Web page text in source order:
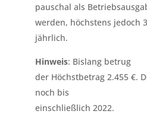
pauschal als
werden, höchstens jedoch
jährlich.
Hinweis: Bislang betrug
der Höchstbetrag 2.455 €.
noch bis
einschließlich 2022.